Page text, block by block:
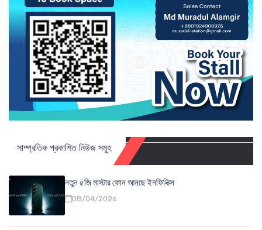
সাম্প্রতিক প্রকাশিত নিউজ সমূহ
নতুন ৫জি মাস্টার ফোন আনছে ইনফিনিক্স
08/04/2026